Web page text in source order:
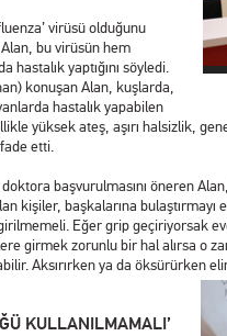
virüsü olduğunu
bu virüsün hem
hastalık yaptığını söyledi.
konuşan Alan, kuşlarda,
hastalık yapabilen
yüksek ateş, aşırı halsizlik,
etti.
başvurulmasını öneren
kişiler, başkalarına
Eğer grip geçiriyorsak
girmek zorunlu bir hal alırsa o
Aksırırken ya da öksürürken
KULLANILMAMALI’